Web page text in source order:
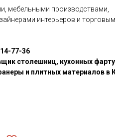
мебельными производствами,
интерьеров и
77-36
столешниц, кухонных
и плитных материалов в